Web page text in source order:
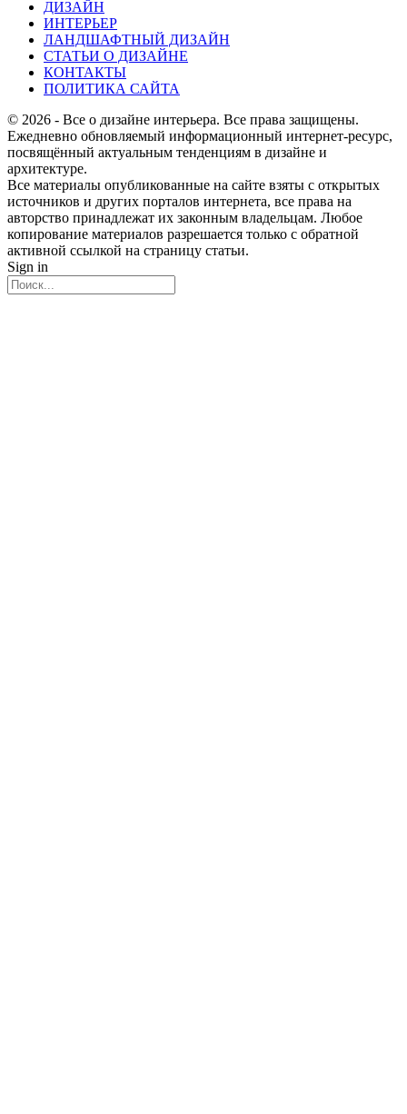
ДИЗАЙН
ИНТЕРЬЕР
ЛАНДШАФТНЫЙ ДИЗАЙН
СТАТЬИ О ДИЗАЙНЕ
КОНТАКТЫ
ПОЛИТИКА САЙТА
© 2026 - Все о дизайне интерьера. Все права защищены.
Ежедневно обновляемый информационный интернет-ресурс,
посвящённый актуальным тенденциям в дизайне и
архитектуре.
Все материалы опубликованные на сайте взяты с открытых
источников и других порталов интернета, все права на
авторство принадлежат их законным владельцам. Любое
копирование материалов разрешается только с обратной
активной ссылкой на страницу статьи.
Sign in